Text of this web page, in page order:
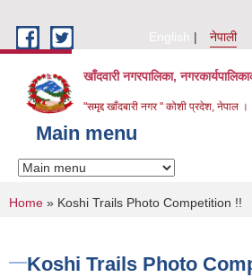
English
नेपाली
खाँदवारी नगरपालिका,
"समृद्द खाँदबारी नगर " कोशी प्रदेश, नेपाल ।
Main menu
You are here
Home » Koshi Trails Photo Competition !!
Koshi Trails Photo